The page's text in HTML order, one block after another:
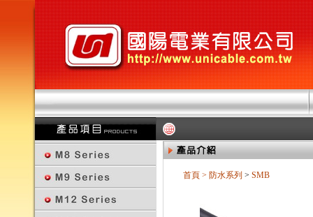
首頁 > 防水系列 > SMB